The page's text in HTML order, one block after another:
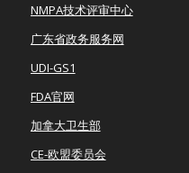
NMPA技术评审中心
广东省政务服务网
UDI-GS1
FDA官网
加拿大卫生部
CE-欧盟委员会